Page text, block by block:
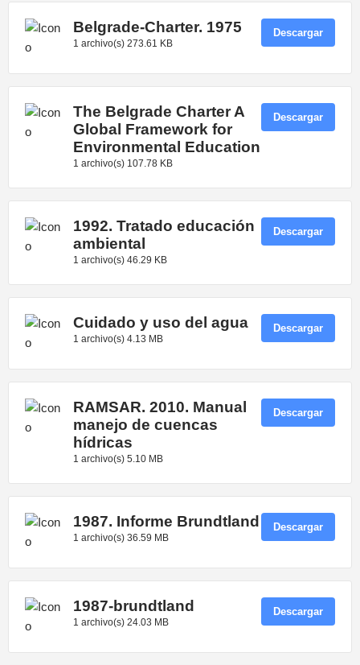
Belgrade-Charter. 1975
1 archivo(s) 273.61 KB
Descargar
The Belgrade Charter A
Global Framework for
Environmental Education
1 archivo(s) 107.78 KB
Descargar
1992. Tratado educación
ambiental
1 archivo(s) 46.29 KB
Descargar
Cuidado y uso del agua
1 archivo(s) 4.13 MB
Descargar
RAMSAR. 2010. Manual
manejo de cuencas
hídricas
1 archivo(s) 5.10 MB
Descargar
1987. Informe Brundtland
1 archivo(s) 36.59 MB
Descargar
1987-brundtland
1 archivo(s) 24.03 MB
Descargar